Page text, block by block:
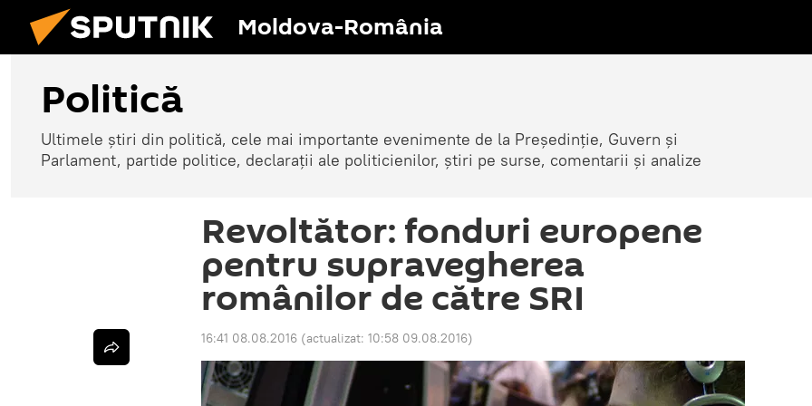
Moldova-România
Politică
Ultimele știri din politică, cele mai importante evenimente de la Președinție, Guvern și
Parlament, partide politice, declarații ale politicienilor, știri pe surse, comentarii și analize
Revoltător: fonduri europene
pentru supravegherea
românilor de către SRI
16:41 08.08.2016 (actualizat: 10:58 09.08.2016)